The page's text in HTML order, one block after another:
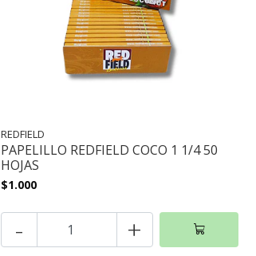
REDFIELD
PAPELILLO REDFIELD COCO 1 1/4 50
HOJAS
$1.000
- +